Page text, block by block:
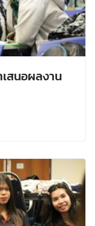
สนอผลงาน